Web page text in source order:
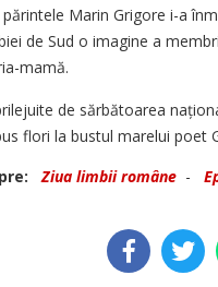
Marin Grigore i-a
de Sud o imagine a
mamă.
de sărbătoarea
flori la bustul marelui poet
Ziua limbii române -